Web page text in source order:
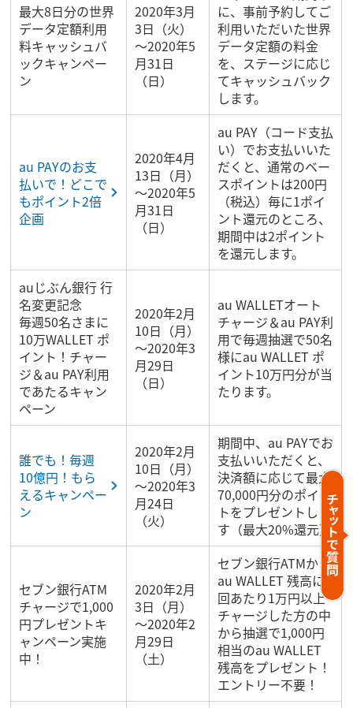
最大8日分の世界
データ定額利用
料キャッシュバ
ックキャンペー
ン
2020年3月
3日（火）
～2020年5
月31日
（日）
に、事前予約してご
利用いただいた世界
データ定額の料金
を、ステージに応じ
てキャッシュバック
します。
au PAYのお支
払いで！どこで
もポイント2倍
企画
2020年4月
13日（月）
～2020年5
月31日
（日）
au PAY（コード支払
い）でお支払いいた
だくと、通常のベー
スポイントは200円
（税込）毎に1ポイ
ント還元のところ、
期間中は2ポイント
を還元します。
auじぶん銀行 行
名変更記念
毎週50名さまに
10万WALLET ポ
イント！チャー
ジ＆au PAY利用
であたるキャン
ペーン
2020年2月
10日（月）
～2020年3
月29日
（日）
au WALLETオート
チャージ＆au PAY利
用で毎週抽選で50名
様にau WALLET ポ
イント10万円分が当
たります。
誰でも！毎週
10億円！もら
えるキャンペー
ン
2020年2月
10日（月）
～2020年3
月24日
（火）
期間中、au PAYでお
支払いいただくと、
決済額に応じて最大
70,000円分のポイン
トをプレゼントしま
す（最大20%還元）
セブン銀行ATM
チャージで1,000
円プレゼントキ
ャンペーン実施
中！
2020年2月
3日（月）
～2020年2
月29日
（土）
セブン銀行ATMから
au WALLET 残高に1
回あたり1万円以上
チャージした方の中
から抽選で1,000円
相当のau WALLET
残高をプレゼント！
エントリー不要！